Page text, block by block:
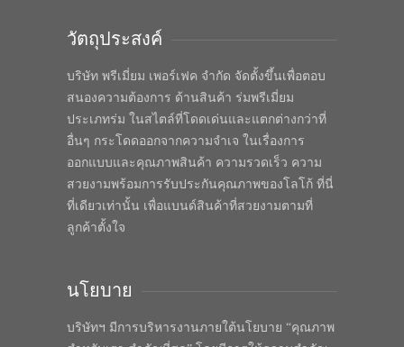
วัตถุประสงค์
บริษัท พรีเมี่ยม เพอร์เฟค จำกัด จัดตั้งขึ้นเพื่อตอบ
สนองความต้องการ ด้านสินค้า ร่มพรีเมี่ยม
ประเภทร่ม ในสไตล์ที่โดดเด่นและแตกต่างกว่าที่
อื่นๆ กระโดดออกจากความจำเจ ในเรื่องการ
ออกแบบและคุณภาพสินค้า ความรวดเร็ว ความ
สวยงามพร้อมการรับประกันคุณภาพของโลโก้ ที่นี่
ที่เดียวเท่านั้น เพื่อแบนด์สินค้าที่สวยงามตามที่
ลูกค้าตั้งใจ
นโยบาย
บริษัทฯ มีการบริหารงานภายใต้นโยบาย “คุณภาพ